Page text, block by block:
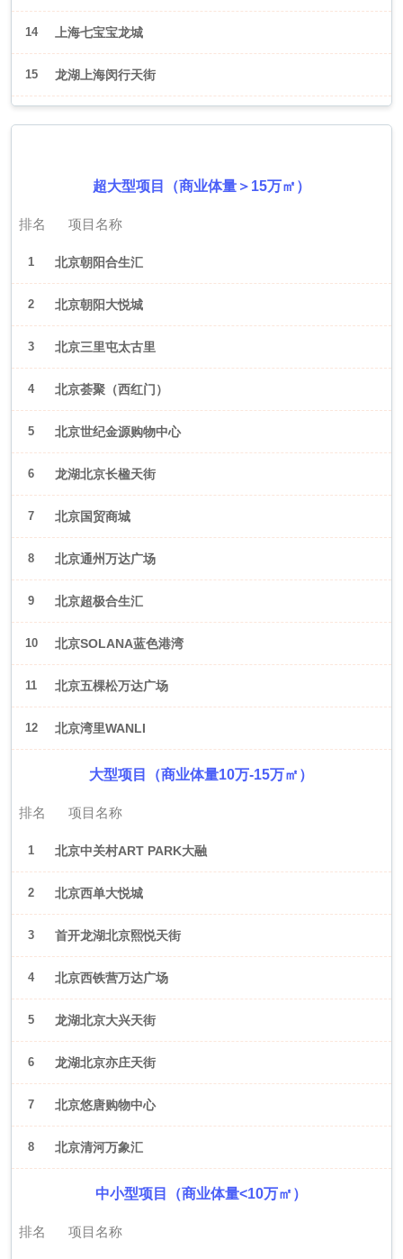
14 上海七宝宝龙城
15 龙湖上海闵行天街
超大型项目（商业体量＞15万㎡）
排名 项目名称
1 北京朝阳合生汇
2 北京朝阳大悦城
3 北京三里屯太古里
4 北京荟聚（西红门）
5 北京世纪金源购物中心
6 龙湖北京长楹天街
7 北京国贸商城
8 北京通州万达广场
9 北京超极合生汇
10 北京SOLANA蓝色港湾
11 北京五棵松万达广场
12 北京湾里WANLI
大型项目（商业体量10万-15万㎡）
排名 项目名称
1 北京中关村ART PARK大融
城
2 北京西单大悦城
3 首开龙湖北京熙悦天街
4 北京西铁营万达广场
5 龙湖北京大兴天街
6 龙湖北京亦庄天街
7 北京悠唐购物中心
8 北京清河万象汇
中小型项目（商业体量<10万㎡）
排名 项目名称